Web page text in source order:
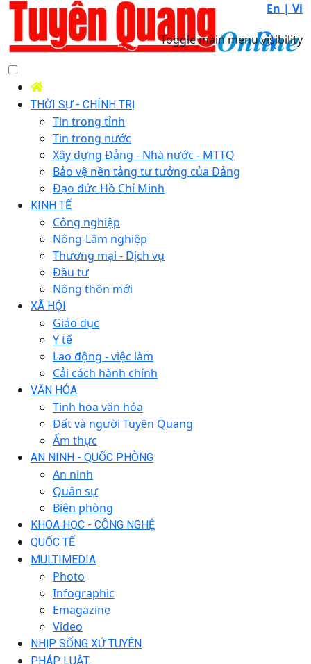
En | Vi
Toggle main menu visibility
THỜI SỰ - CHÍNH TRỊ
Tin trong tỉnh
Tin trong nước
Xây dựng Đảng - Nhà nước - MTTQ
Bảo vệ nền tảng tư tưởng của Đảng
Đạo đức Hồ Chí Minh
KINH TẾ
Công nghiệp
Nông-Lâm nghiệp
Thương mại - Dịch vụ
Đầu tư
Nông thôn mới
XÃ HỘI
Giáo dục
Y tế
Lao động - việc làm
Cải cách hành chính
VĂN HÓA
Tinh hoa văn hóa
Đất và người Tuyên Quang
Ẩm thực
AN NINH - QUỐC PHÒNG
An ninh
Quân sự
Biên phòng
KHOA HỌC - CÔNG NGHỆ
QUỐC TẾ
MULTIMEDIA
Photo
Infographic
Emagazine
Video
NHỊP SỐNG XỨ TUYÊN
PHÁP LUẬT